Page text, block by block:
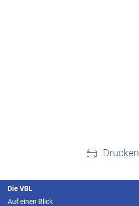
Drucken
Die VBL
Auf einen Blick